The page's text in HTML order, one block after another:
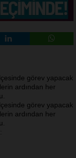
görev yapacak
ardından her
görev yapacak
ardından her